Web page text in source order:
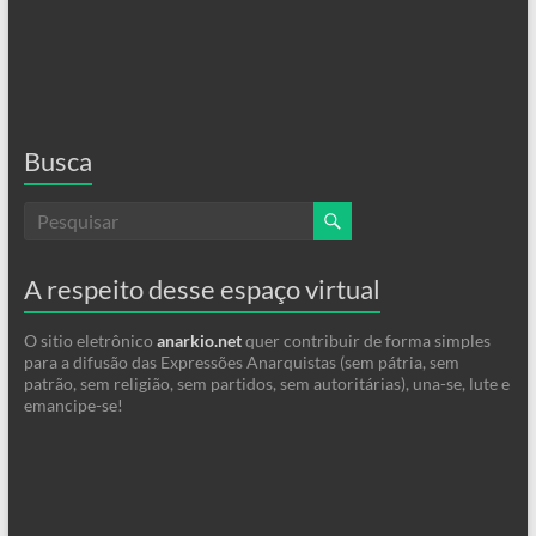
Busca
A respeito desse espaço virtual
O sitio eletrônico anarkio.netquer contribuir de forma simples
para a difusão das Expressões Anarquistas (sem pátria, sem
patrão, sem religião, sem partidos, sem autoritárias), una-se, lute e
emancipe-se!